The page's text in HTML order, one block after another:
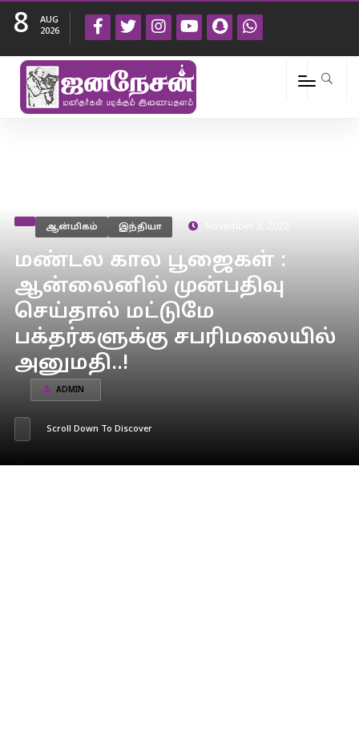
8
AUG
2026
ஆன்மிகம் இந்தியா
மண்டல கால பூஜைகள் :
ஆன்லைனில் முன்பதிவு
செய்தால் மட்டுமே
பக்தர்களுக்கு சபரிமலையில்
அனுமதி..!
ADMIN
Scroll Down To Discover